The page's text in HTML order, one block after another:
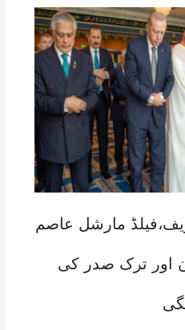
مارشل عاصم
اور ترک صدر کی